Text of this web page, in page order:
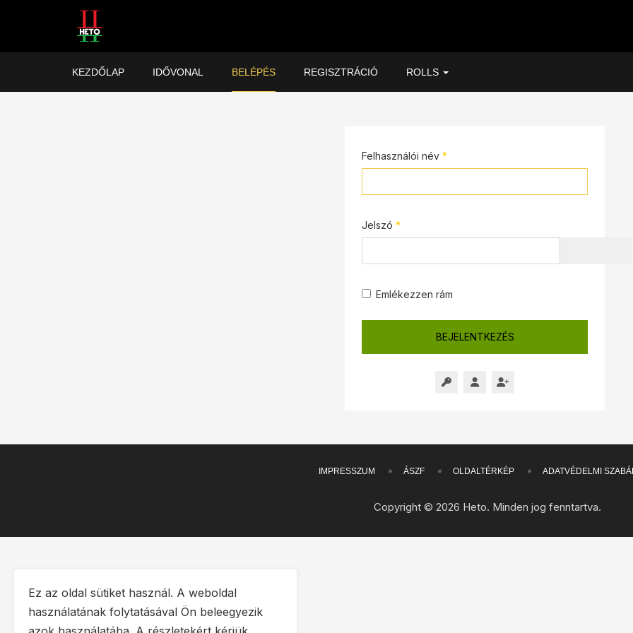
KEZDŐLAP IDŐVONAL BELÉPÉS REGISZTRÁCIÓ ROLLS
Felhasználói név *
Jelszó *
Emlékezzen rám
BEJELENTKEZÉS
IMPRESSZUM ÁSZF OLDALTÉRKÉP ADATVÉDELMI
Copyright © 2026 Heto. Minden jog fenntartva.
Ez az oldal sütiket használ. A weboldal
használatának folytatásával Ön beleegyezik